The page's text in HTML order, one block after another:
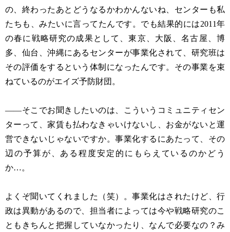
の、終わったあとどうなるかわかんないね、センターも私
たちも、みたいに言ってたんです。でも結果的には2011年
の春に戦略研究の成果として、東京、大阪、名古屋、博
多、仙台、沖縄にあるセンターが事業化されて、研究班は
その評価をするという体制になったんです。その事業を束
ねているのがエイズ予防財団。
——そこでお聞きしたいのは、こういうコミュニティセン
ターって、家賃も払わなきゃいけないし、お金がないと運
営できないじゃないですか。事業化するにあたって、その
辺の予算が、ある程度安定的にもらえているのかどう
か…。
よくぞ聞いてくれました（笑）。事業化はされたけど、行
政は異動があるので、担当者によっては今や戦略研究のこ
ともきちんと把握していなかったり、なんで必要なの？み